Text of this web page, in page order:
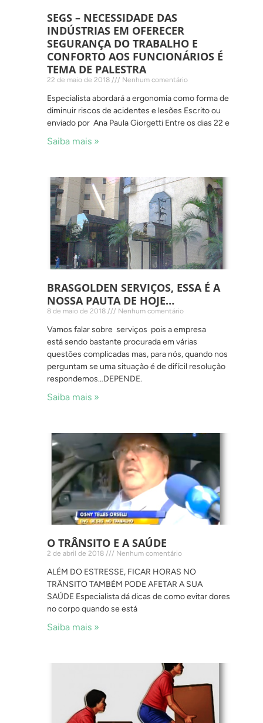
SEGS – NECESSIDADE DAS
INDÚSTRIAS EM OFERECER
SEGURANÇA DO TRABALHO E
CONFORTO AOS FUNCIONÁRIOS É
TEMA DE PALESTRA
22 de maio de 2018 Nenhum comentário
Especialista abordará a ergonomia como forma de
diminuir riscos de acidentes e lesões Escrito ou
enviado por Ana Paula Giorgetti Entre os dias 22 e
Saiba mais »
BRASGOLDEN SERVIÇOS, ESSA É A
NOSSA PAUTA DE HOJE…
8 de maio de 2018 Nenhum comentário
Vamos falar sobre serviços pois a empresa
está sendo bastante procurada em várias
questões complicadas mas, para nós, quando nos
perguntam se uma situação é de difícil resolução
respondemos…DEPENDE.
Saiba mais »
O TRÂNSITO E A SAÚDE
2 de abril de 2018 Nenhum comentário
ALÉM DO ESTRESSE, FICAR HORAS NO
TRÂNSITO TAMBÉM PODE AFETAR A SUA
SAÚDE Especialista dá dicas de como evitar dores
no corpo quando se está
Saiba mais »